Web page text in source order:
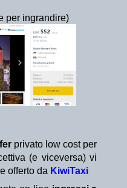
per ingrandire)
privato low cost per
(e viceversa) vi
offerto da KiwiTaxi